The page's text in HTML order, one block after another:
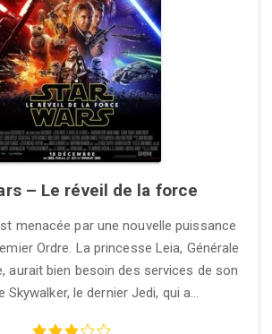
– Le réveil de la force
menacée par une nouvelle puissance
Ordre. La princesse Leia, Générale
aurait bien besoin des services de son
Skywalker, le dernier Jedi, qui a…